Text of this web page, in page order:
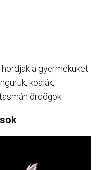
a gyermeküket.
koalák,
ördögök.